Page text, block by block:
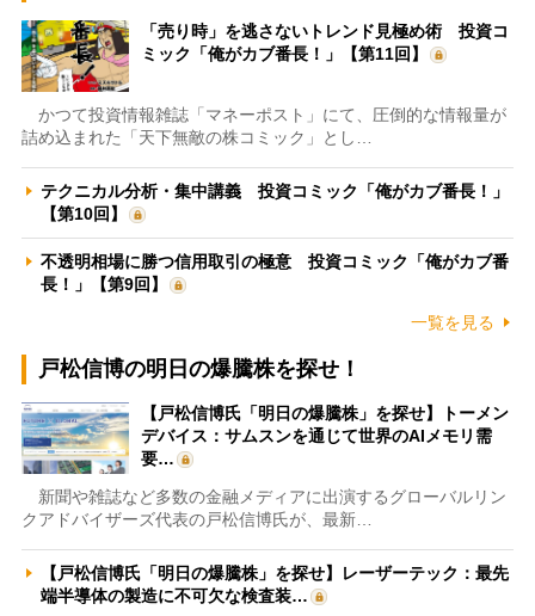
「売り時」を逃さないトレンド見極め術 投資コ
ミック「俺がカブ番長！」【第11回】
かつて投資情報雑誌「マネーポスト」にて、圧倒的な情報量が
詰め込まれた「天下無敵の株コミック」とし…
テクニカル分析・集中講義 投資コミック「俺がカブ番長！」
【第10回】
不透明相場に勝つ信用取引の極意 投資コミック「俺がカブ番
長！」【第9回】
一覧を見る
戸松信博の明日の爆騰株を探せ！
【戸松信博氏「明日の爆騰株」を探せ】トーメン
デバイス：サムスンを通じて世界のAIメモリ需
要…
新聞や雑誌など多数の金融メディアに出演するグローバルリン
クアドバイザーズ代表の戸松信博氏が、最新…
【戸松信博氏「明日の爆騰株」を探せ】レーザーテック：最先
端半導体の製造に不可欠な検査装…